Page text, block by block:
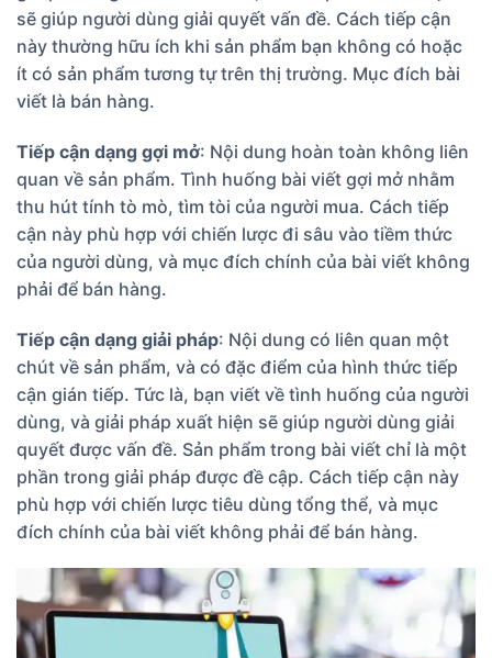
sẽ giúp người dùng giải quyết vấn đề. Cách tiếp cận
này thường hữu ích khi sản phẩm bạn không có hoặc
ít có sản phẩm tương tự trên thị trường. Mục đích bài
viết là bán hàng.
Tiếp cận dạng gợi mở: Nội dung hoàn toàn không liên
quan về sản phẩm. Tình huống bài viết gợi mở nhằm
thu hút tính tò mò, tìm tòi của người mua. Cách tiếp
cận này phù hợp với chiến lược đi sâu vào tiềm thức
của người dùng, và mục đích chính của bài viết không
phải để bán hàng.
Tiếp cận dạng giải pháp: Nội dung có liên quan một
chút về sản phẩm, và có đặc điểm của hình thức tiếp
cận gián tiếp. Tức là, bạn viết về tình huống của người
dùng, và giải pháp xuất hiện sẽ giúp người dùng giải
quyết được vấn đề. Sản phẩm trong bài viết chỉ là một
phần trong giải pháp được đề cập. Cách tiếp cận này
phù hợp với chiến lược tiêu dùng tổng thể, và mục
đích chính của bài viết không phải để bán hàng.